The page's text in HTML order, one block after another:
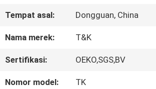
KITA
PABRIK
Tempat asal: Dongguan, China
Nama merek: T&K
Sertifikasi: OEKO,SGS,BV
Nomor model: TK